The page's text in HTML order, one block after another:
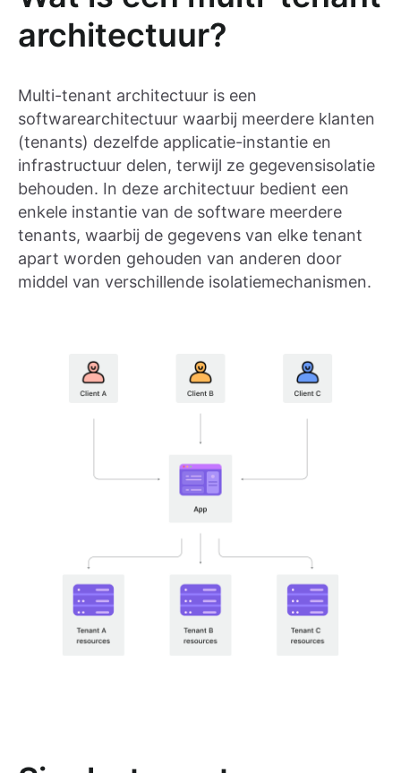
architectuur?
Multi-tenant architectuur is een
softwarearchitectuur waarbij meerdere klanten
(tenants) dezelfde applicatie-instantie en
infrastructuur delen, terwijl ze gegevensisolatie
behouden. In deze architectuur bedient een
enkele instantie van de software meerdere
tenants, waarbij de gegevens van elke tenant
apart worden gehouden van anderen door
middel van verschillende isolatiemechanismen.